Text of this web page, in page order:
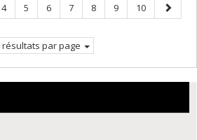
Page
4 Page
5 Page
6 Page
7 Page
8 Page
9 Page
10
Page
résultats par page